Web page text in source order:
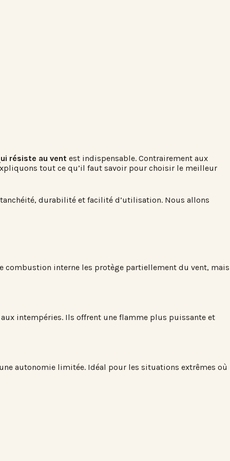
résiste au vent est indispensable. Contrairement aux
tout ce qu’il faut savoir pour choisir le meilleur
durabilité et facilité d’utilisation. Nous allons
combustion interne les protège partiellement du vent, mais
intempéries. Ils offrent une flamme plus puissante et
autonomie limitée. Idéal pour les situations extrêmes où